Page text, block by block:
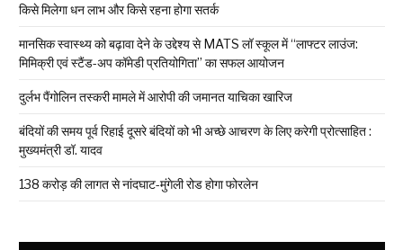
किसे मिलेगा धन लाभ और किसे रहना होगा सतर्क
मानसिक स्वास्थ्य को बढ़ावा देने के उद्देश्य से MATS लॉ स्कूल में “लाफ्टर लाउंज:
मिमिक्री एवं स्टैंड-अप कॉमेडी प्रतियोगिता” का सफल आयोजन
दुर्लभ पैंगोलिन तस्करी मामले में आरोपी की जमानत याचिका खारिज
बंदियों की समय पूर्व रिहाई दूसरे बंदियों को भी अच्छे आचरण के लिए करेगी प्रोत्साहित :
मुख्यमंत्री डॉ. यादव
138 करोड़ की लागत से नांदघाट-मुंगेली रोड होगा फोरलेन